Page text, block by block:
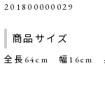
201800000029
商品サイズ
全長64cm 幅16cm